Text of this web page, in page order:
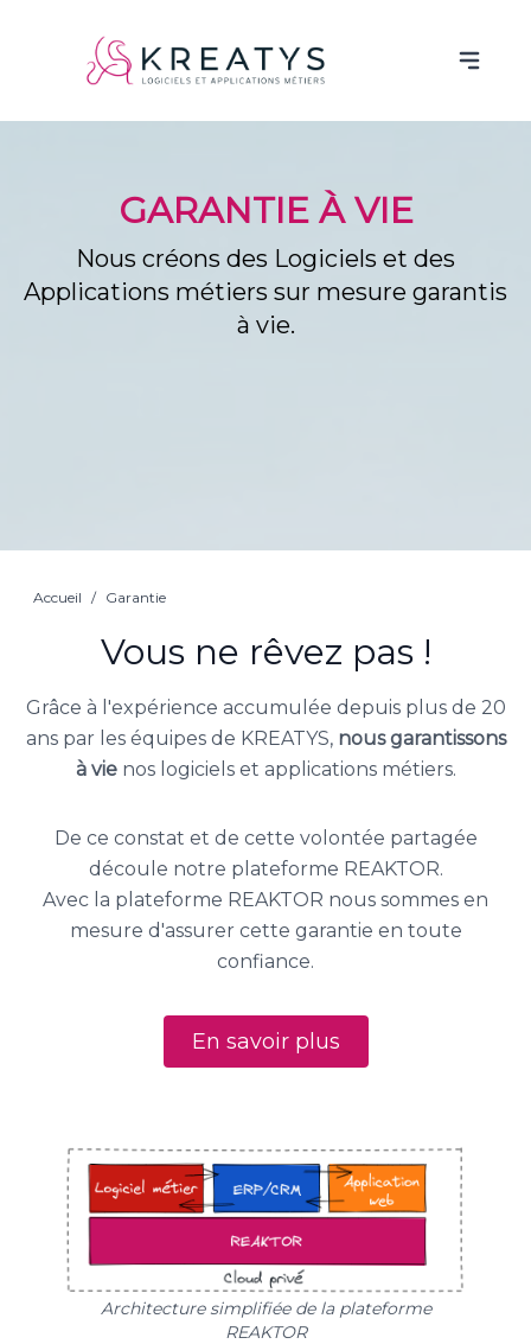
GARANTIE À VIE
Nous créons des Logiciels et des
Applications métiers sur mesure garantis
à vie.
Accueil / Garantie
Vous ne rêvez pas !
Grâce à l'expérience accumulée depuis plus de 20
ans par les équipes de KREATYS, nous garantissons
à vienos logiciels et applications métiers.
De ce constat et de cette volontée partagée
découle notre plateforme REAKTOR.
Avec la plateforme REAKTOR nous sommes en
mesure d'assurer cette garantie en toute
confiance.
En savoir plus
Architecture simplifiée de la plateforme
REAKTOR